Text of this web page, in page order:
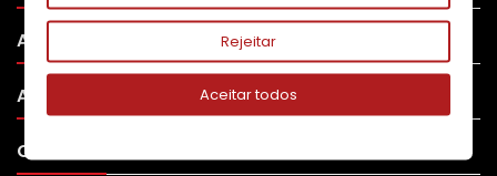
APOIO AO CLIENTE
A SUA CONTA
CONTATO 
Rejeitar
Aceitar todos